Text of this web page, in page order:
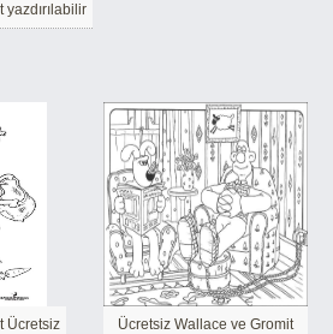
Ücretsiz Ücretsiz Wallace ve Gromit